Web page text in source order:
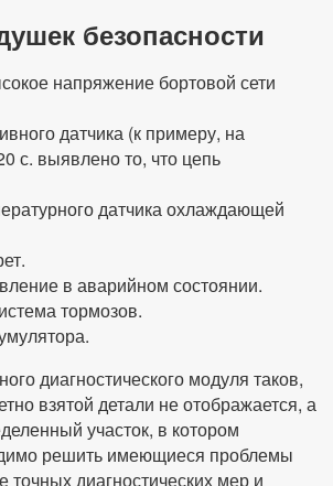
безопасности
напряжение бортовой сети
датчика (к примеру, на
с. выявлено то, что цепь
датчика охлаждающей
в аварийном состоянии.
тормозов.
диагностического модуля таков,
взятой детали не отображается, а
участок, в котором
решить имеющиеся проблемы
точных диагностических мер и